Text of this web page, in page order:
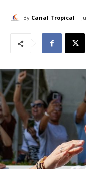
By Canal Tropical